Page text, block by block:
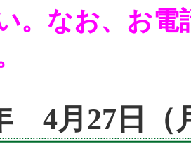
。なお、お電
4月27日（